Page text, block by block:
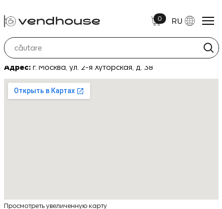
0 RU
Телефон:8 (495) 212 85 06
Адрес:г. Москва, ул. 2-я Хуторская, д. 38
Просмотреть увеличенную карту